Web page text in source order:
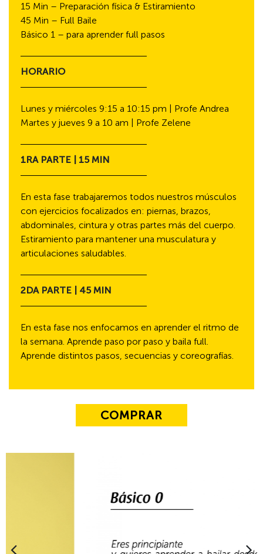
15 Min – Preparación física & Estiramiento
45 Min – Full Baile
Básico 1 – para aprender full pasos
HORARIO
Lunes y miércoles 9:15 a 10:15 pm | Profe Andrea
Martes y jueves 9 a 10 am | Profe Zelene
1RA PARTE | 15 MIN
En esta fase trabajaremos todos nuestros músculos
con ejercicios focalizados en: piernas, brazos,
abdominales, cintura y otras partes más del cuerpo.
Estiramiento para mantener una musculatura y
articulaciones saludables.
2DA PARTE | 45 MIN
En esta fase nos enfocamos en aprender el ritmo de
la semana. Aprende paso por paso y baila full.
Aprende distintos pasos, secuencias y coreografías.
COMPRAR